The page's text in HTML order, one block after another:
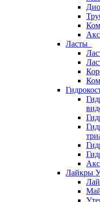
Ласты
Лайкры